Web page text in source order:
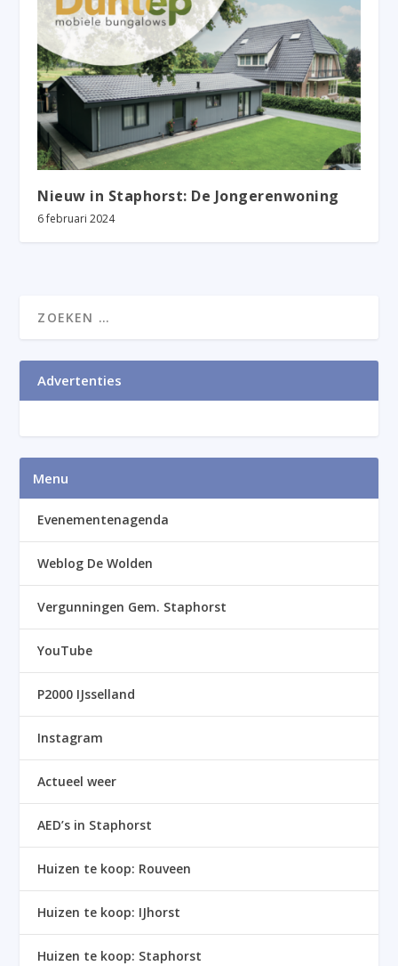
Nieuw in Staphorst: De Jongerenwoning
6 februari 2024
Advertenties
Menu
Evenementenagenda
Weblog De Wolden
Vergunningen Gem. Staphorst
YouTube
P2000 IJsselland
Instagram
Actueel weer
AED’s in Staphorst
Huizen te koop: Rouveen
Huizen te koop: IJhorst
Huizen te koop: Staphorst